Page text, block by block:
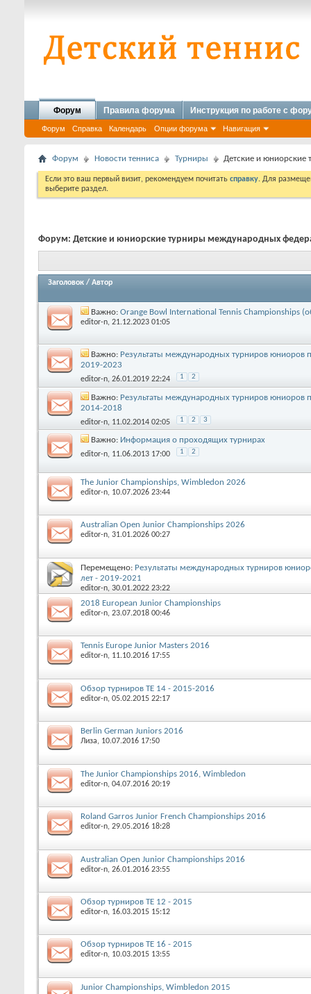
Форум
Форум Справка Календарь Опции форума Навигация
Правила форума Инструкция по работе с
Форум Новости тенниса Турниры Детские и
Если это ваш первый визит, рекомендуем почитать справку. Для
выберите раздел.
Форум: Детские и юниорские турниры международных
Заголовок / Автор
Важно: Orange Bowl International Tennis Championships
editor-n, 21.12.2023 01:05
Важно: Результаты международных турниров юниоров
2019-2023
editor-n, 26.01.2019 22:24 1 2
Важно: Результаты международных турниров юниоров
2014-2018
editor-n, 11.02.2014 02:05 1 2 3
Важно: Информация о проходящих турнирах
editor-n, 11.06.2013 17:00 1 2
The Junior Championships, Wimbledon 2026
editor-n, 10.07.2026 23:44
Australian Open Junior Championships 2026
editor-n, 31.01.2026 00:27
Перемещено: Результаты международных турниров
лет - 2019-2021
editor-n, 30.01.2022 23:22
2018 European Junior Championships
editor-n, 23.07.2018 00:46
Tennis Europe Junior Masters 2016
editor-n, 11.10.2016 17:55
Обзор турниров ТЕ 14 - 2015-2016
editor-n, 05.02.2015 22:17
Berlin German Juniors 2016
Лиза, 10.07.2016 17:50
The Junior Championships 2016, Wimbledon
editor-n, 04.07.2016 20:19
Roland Garros Junior French Championships 2016
editor-n, 29.05.2016 18:28
Australian Open Junior Championships 2016
editor-n, 26.01.2016 23:55
Обзор турниров ТЕ 12 - 2015
editor-n, 16.03.2015 15:12
Обзор турниров ТЕ 16 - 2015
editor-n, 10.03.2015 13:55
Junior Championships, Wimbledon 2015